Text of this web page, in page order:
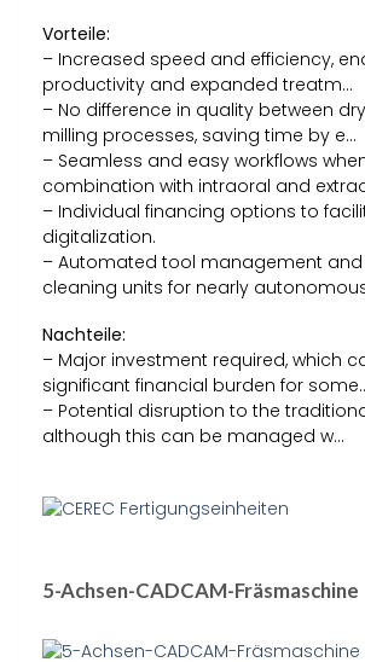
Vorteile:
– Increased speed and efficiency,
productivity and expanded treatm…
– No difference in quality between
milling processes, saving time by e…
– Seamless and easy workflows
combination with intraoral and
– Individual financing options to
digitalization.
– Automated tool management
cleaning units for nearly
Nachteile:
– Major investment required, which
significant financial burden for
– Potential disruption to the
although this can be managed w…
5-Achsen-CADCAM-Fräsmaschine